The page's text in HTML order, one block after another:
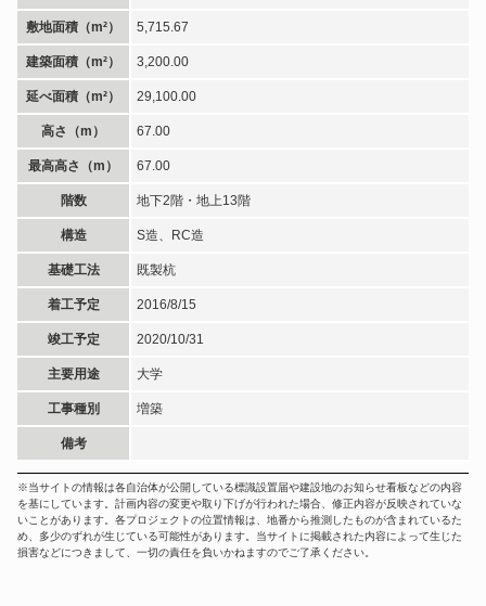
敷地面積（m²） 5,715.67
建築面積（m²） 3,200.00
延べ面積（m²） 29,100.00
高さ（m） 67.00
最高高さ（m） 67.00
階数 地下2階・地上13階
構造 S造、RC造
基礎工法 既製杭
着工予定 2016/8/15
竣工予定 2020/10/31
主要用途 大学
工事種別 増築
備考
※当サイトの情報は各自治体が公開している標識設置届や建設地のお知らせ看板などの内容
を基にしています。計画内容の変更や取り下げが行われた場合、修正内容が反映されていな
いことがあります。各プロジェクトの位置情報は、地番から推測したものが含まれているた
め、多少のずれが生じている可能性があります。当サイトに掲載された内容によって生じた
損害などにつきまして、一切の責任を負いかねますのでご了承ください。